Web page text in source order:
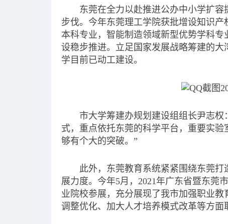
东莞在全力以赴推进公办中小学扩
步伐。今年东莞理工学院获批增设知识
本科专业，智能制造领域新型优势学科
设稳步推进。立足国家发展战略筹建的
学目前已动工建设。
市大学筹建办规划建设组组长尹志
式，重点依托东莞的科学平台，重要实
够有个大的突破。”
此外，东莞教育系统紧紧围绕东莞
展力度。今年5月，2021年广东省暨东莞
业院校参展，充分展现了我市加强职业
调整优化、加大人才培养模式改革等方面